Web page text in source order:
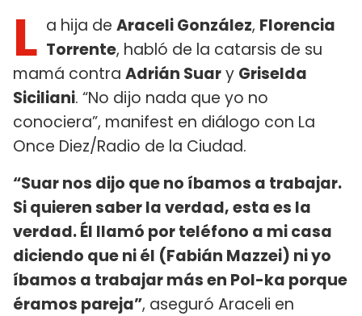
L a hija de Araceli González, Florencia
Torrente, habló de la catarsis de su
mamá contra Adrián Suary Griselda
Siciliani. “No dijo nada que yo no
conociera”, manifest en diálogo con La
Once Diez/Radio de la Ciudad.
“Suar nos dijo que no íbamos a trabajar.
Si quieren saber la verdad, esta es la
verdad. Él llamó por teléfono a mi casa
diciendo que ni él (Fabián Mazzei) ni yo
íbamos a trabajar más en Pol-ka porque
éramos pareja”, aseguró Araceli en